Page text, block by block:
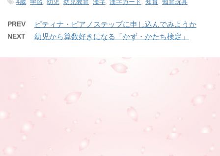
-4歳, 学習, 幼児, 幼児教育, 漢字, 漢字カード , 知育, 知育玩具
PREV ピティナ・ピアノステップに申し込んでみようか
NEXT 幼児から算数好きになる「かず・かたち検定」